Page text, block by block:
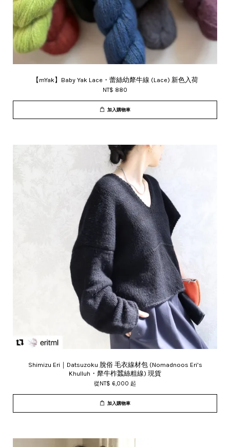
【mYak】Baby Yak Lace・蕾絲幼犛牛線 (Lace) 新色入荷
NT$ 880
加入購物車
Shimizu Eri｜Datsuzoku 脫俗 毛衣線材包 (Nomadnoos Eri's
Khulluh・犛牛柞蠶絲粗線) 現貨
從NT$ 6,000 起
加入購物車